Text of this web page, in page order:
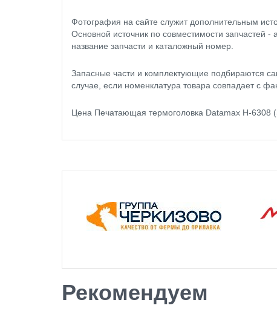
Фотография на сайте служит дополнительным
Основной источник по совместимости запчастей
название запчасти и каталожный номер.
Запасные части и комплектующие подбираются
случае, если номенклатура товара совпадает с
Цена Печатающая термоголовка Datamax H-6308
Рекомендуем